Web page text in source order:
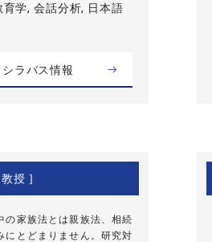
学, 会話分析, 日本語
シラバス情報
授 ]
の家族法とは親族法、相続
にとどまりません。研究対